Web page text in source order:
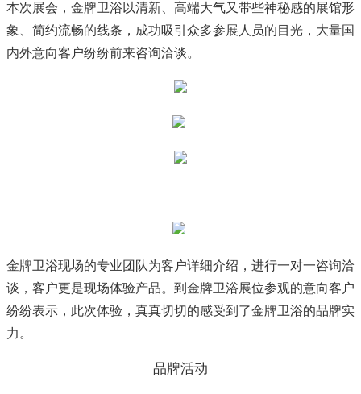
本次展会，金牌卫浴以清新、高端大气又带些神秘感的展馆形
象、简约流畅的线条，成功吸引众多参展人员的目光，大量国
内外意向客户纷纷前来咨询洽谈。
金牌卫浴现场的专业团队为客户详细介绍，进行一对一咨询洽
谈，客户更是现场体验产品。到金牌卫浴展位参观的意向客户
纷纷表示，此次体验，真真切切的感受到了金牌卫浴的品牌实
力。
品牌活动